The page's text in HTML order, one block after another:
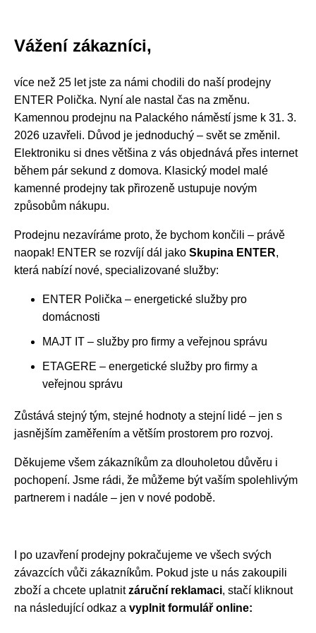
Vážení zákazníci,
více než 25 let jste za námi chodili do naší prodejny
ENTER Polička. Nyní ale nastal čas na změnu.
Kamennou prodejnu na Palackého náměstí jsme k 31. 3.
2026 uzavřeli. Důvod je jednoduchý – svět se změnil.
Elektroniku si dnes většina z vás objednává přes internet
během pár sekund z domova. Klasický model malé
kamenné prodejny tak přirozeně ustupuje novým
způsobům nákupu.
Prodejnu nezavíráme proto, že bychom končili – právě
naopak! ENTER se rozvíjí dál jako Skupina ENTER,
která nabízí nové, specializované služby:
ENTER Polička – energetické služby pro
domácnosti
MAJT IT – služby pro firmy a veřejnou správu
ETAGERE – energetické služby pro firmy a
veřejnou správu
Zůstává stejný tým, stejné hodnoty a stejní lidé – jen s
jasnějším zaměřením a větším prostorem pro rozvoj.
Děkujeme všem zákazníkům za dlouholetou důvěru i
pochopení. Jsme rádi, že můžeme být vaším spolehlivým
partnerem i nadále – jen v nové podobě.
I po uzavření prodejny pokračujeme ve všech svých
závazcích vůči zákazníkům. Pokud jste u nás zakoupili
zboží a chcete uplatnitzáruční reklamaci, stačí kliknout
na následující odkaz a vyplnit formulář online: